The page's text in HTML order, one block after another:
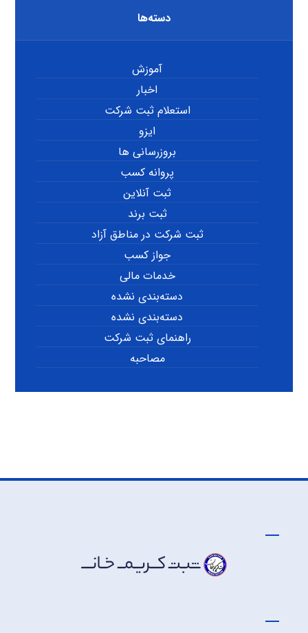
دسته‌ها
آموزش
اخبار
استعلام ثبت شرکت
ایزو
بروزرسانی ها
پروانه کسب
ثبت آنلاین
ثبت برند
ثبت شرکت در مناطق آزاد
جواز کسب
خدمات مالی
دسته‌بندی نشده
دسته‌بندی نشده
راهنمای ثبت شرکت
مصاحبه